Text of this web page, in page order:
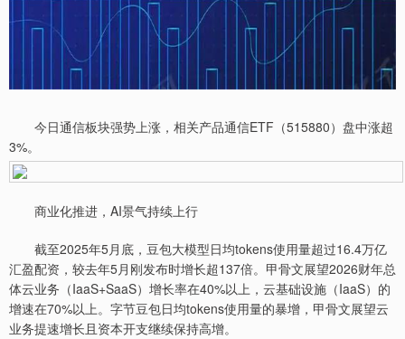
今日通信板块强势上涨，相关产品通信ETF（515880）盘中涨超
3%。
商业化推进，AI景气持续上行
截至2025年5月底，豆包大模型日均tokens使用量超过16.4万亿
汇盈配资，较去年5月刚发布时增长超137倍。甲骨文展望2026财年总
体云业务（IaaS+SaaS）增长率在40%以上，云基础设施（IaaS）的
增速在70%以上。字节豆包日均tokens使用量的暴增，甲骨文展望云
业务提速增长且资本开支继续保持高增。